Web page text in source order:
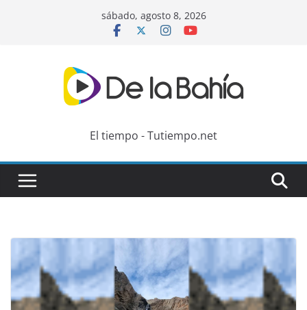
sábado, agosto 8, 2026
El tiempo - Tutiempo.net